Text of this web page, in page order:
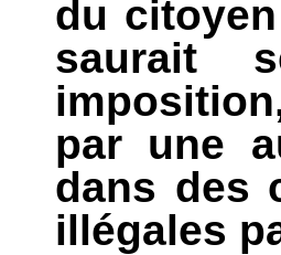
du
saurait
par une
dans des
illégales